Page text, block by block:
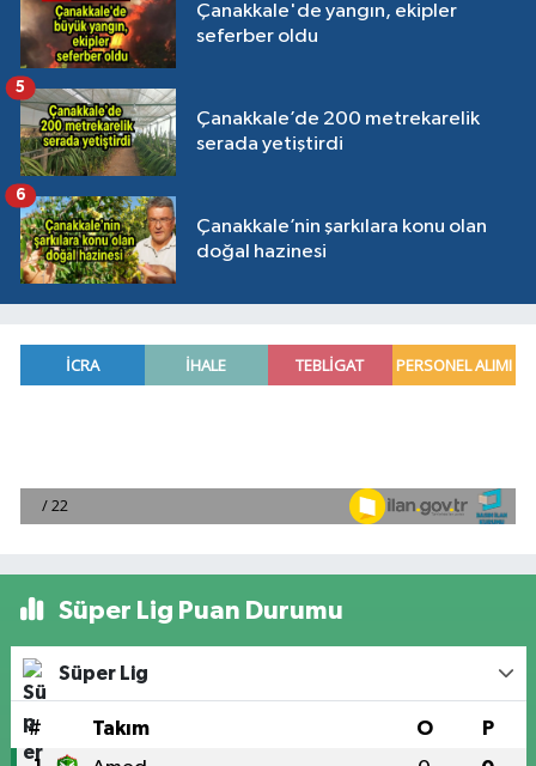
Çanakkale'de yangın, ekipler
seferber oldu
Çanakkale’de 200 metrekarelik
serada yetiştirdi
5
Çanakkale’nin şarkılara konu olan
doğal hazinesi
6
Süper Lig Puan Durumu
Süper Lig
# Takım O P